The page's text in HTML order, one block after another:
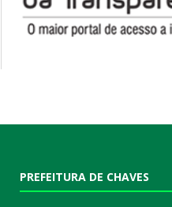
PREFEITURA DE CHAVES